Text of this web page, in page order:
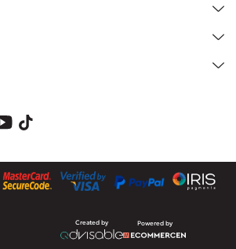
Created by Powered by